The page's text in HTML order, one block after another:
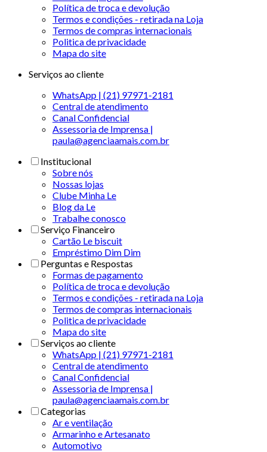
Política de troca e devolução
Termos e condições - retirada na Loja
Termos de compras internacionais
Politica de privacidade
Mapa do site
Serviços ao cliente
WhatsApp | (21) 97971-2181
Central de atendimento
Canal Confidencial
Assessoria de Imprensa |
paula@agenciaamais.com.br
Institucional
Sobre nós
Nossas lojas
Clube Minha Le
Blog da Le
Trabalhe conosco
Serviço Financeiro
Cartão Le biscuit
Empréstimo Dim Dim
Perguntas e Respostas
Formas de pagamento
Política de troca e devolução
Termos e condições - retirada na Loja
Termos de compras internacionais
Politica de privacidade
Mapa do site
Serviços ao cliente
WhatsApp | (21) 97971-2181
Central de atendimento
Canal Confidencial
Assessoria de Imprensa |
paula@agenciaamais.com.br
Categorias
Ar e ventilação
Armarinho e Artesanato
Automotivo